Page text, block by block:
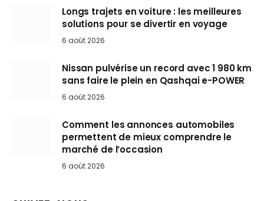
Longs trajets en voiture : les meilleures
solutions pour se divertir en voyage
6 août 2026
Nissan pulvérise un record avec 1 980 km
sans faire le plein en Qashqai e-POWER
6 août 2026
Comment les annonces automobiles
permettent de mieux comprendre le
marché de l’occasion
6 août 2026